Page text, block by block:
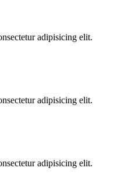
adipisicing elit.
adipisicing elit.
adipisicing elit.